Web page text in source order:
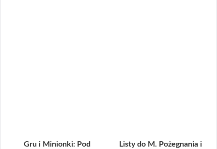
Gru i Minionki: Pod
Listy do M. Pożegnania i